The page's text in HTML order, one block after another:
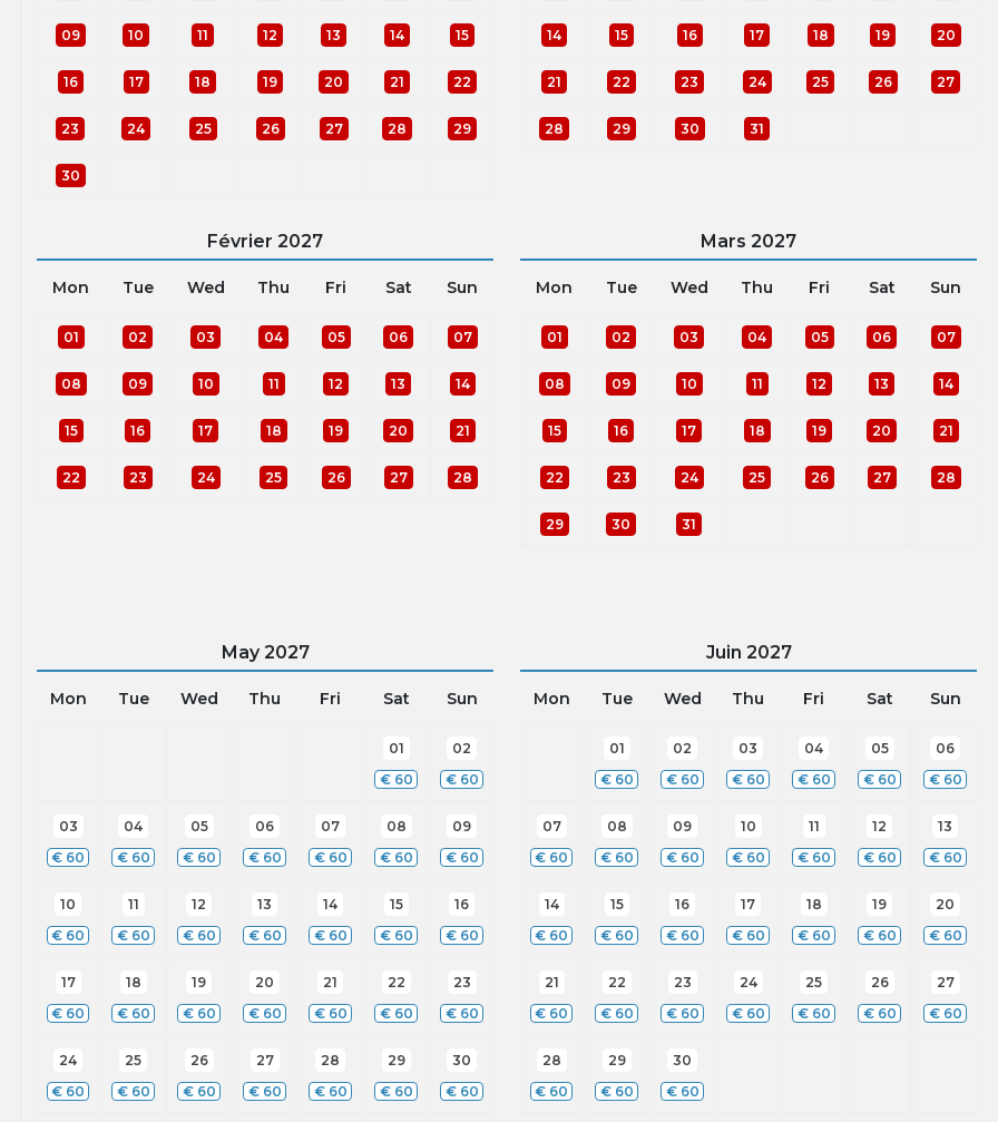
09 10 11 12 13 14 15
16 17 18 19 20 21 22
23 24 25 26 27 28 29
30
14 15 16 17 18 19 20
21 22 23 24 25 26 27
28 29 30 31
Février 2027
Mon Tue Wed Thu Fri Sat Sun
01 02 03 04 05 06 07
08 09 10 11 12 13 14
15 16 17 18 19 20 21
22 23 24 25 26 27 28
Mars 2027
Mon Tue Wed Thu Fri Sat Sun
01 02 03 04 05 06 07
08 09 10 11 12 13 14
15 16 17 18 19 20 21
22 23 24 25 26 27 28
29 30 31
May 2027
Mon Tue Wed Thu Fri Sat Sun
01
€ 60
02
€ 60
03
€ 60
04
€ 60
05
€ 60
06
€ 60
07
€ 60
08
€ 60
09
€ 60
10
€ 60
11
€ 60
12
€ 60
13
€ 60
14
€ 60
15
€ 60
16
€ 60
17
€ 60
18
€ 60
19
€ 60
20
€ 60
21
€ 60
22
€ 60
23
€ 60
24
€ 60
25
€ 60
26
€ 60
27
€ 60
28
€ 60
29
€ 60
30
€ 60
Juin 2027
Mon Tue Wed Thu Fri Sat Sun
01
€ 60
02
€ 60
03
€ 60
04
€ 60
05
€ 60
06
€ 60
07
€ 60
08
€ 60
09
€ 60
10
€ 60
11
€ 60
12
€ 60
13
€ 60
14
€ 60
15
€ 60
16
€ 60
17
€ 60
18
€ 60
19
€ 60
20
€ 60
21
€ 60
22
€ 60
23
€ 60
24
€ 60
25
€ 60
26
€ 60
27
€ 60
28
€ 60
29
€ 60
30
€ 60